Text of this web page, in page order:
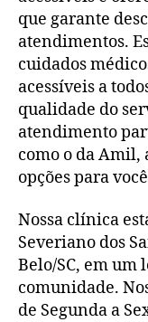
que garante
atendimentos.
cuidados
acessíveis a
qualidade do
atendimento
como o da
opções para
Nossa clínica
Severiano dos
Belo/SC, em um
comunidade.
de Segunda a